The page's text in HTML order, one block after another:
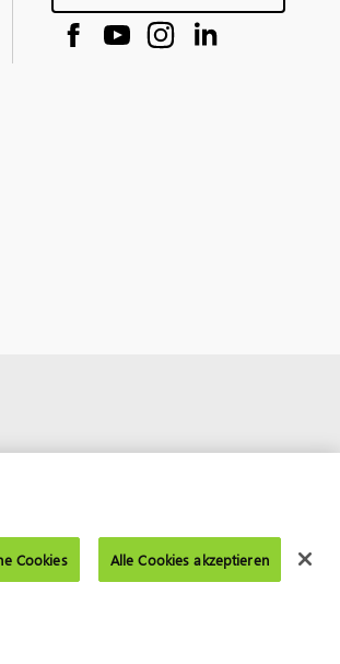
Cookies Alle Cookies akzeptieren